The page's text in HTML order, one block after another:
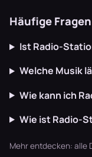
Häufige
Ist Radio-
Welche Musik
Wie kann ich
Wie ist Radio-
Mehr entdecken: alle